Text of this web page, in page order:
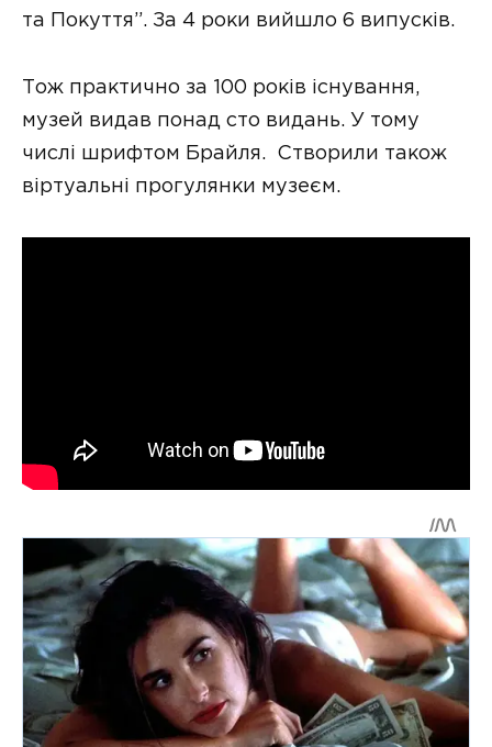
та Покуття”. За 4 роки вийшло 6 випусків.
Тож практично за 100 років існування,
музей видав понад сто видань. У тому
числі шрифтом Брайля. Створили також
віртуальні прогулянки музеєм.